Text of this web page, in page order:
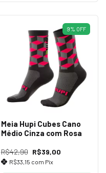
9% OFF
Meia Hupi Cubes Cano
Médio Cinza com Rosa
R$42,90 R$39,00
R$33,15 com Pix